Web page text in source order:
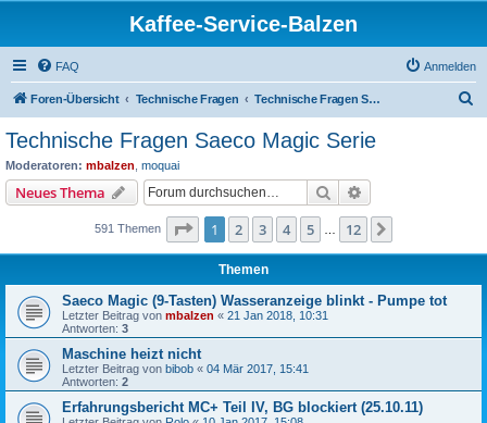
Kaffee-Service-Balzen
FAQ Anmelden
Foren-Übersicht Technische Fragen Technische Fragen Saeco Magic Serie
Technische Fragen Saeco Magic Serie
Moderatoren: mbalzen moquai
Neues Thema Suche
591 Themen Seite 1von 12
1 2 3 4 5 12
Themen
Saeco Magic (9-Tasten) Wasseranzeige blinkt - Pumpe tot
Letzter Beitrag von mbalzen « 21 Jan 2018, 10:31
Antworten: 3
Maschine heizt nicht
Letzter Beitrag von bibob « 04 Mär 2017, 15:41
Antworten: 2
Erfahrungsbericht MC+ Teil IV, BG blockiert (25.10.11)